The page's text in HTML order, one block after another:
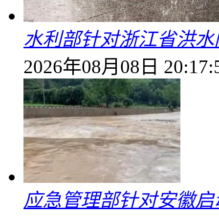
水利部针对浙江省洪
2026年08月08日
应急管理部针对安徽